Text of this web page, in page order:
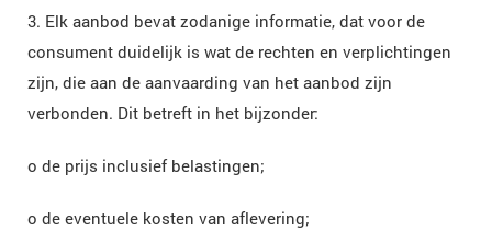
3. Elk aanbod bevat zodanige informatie, dat voor de
consument duidelijk is wat de rechten en verplichtingen
zijn, die aan de aanvaarding van het aanbod zijn
verbonden. Dit betreft in het bijzonder:
o de prijs inclusief belastingen;
o de eventuele kosten van aflevering;